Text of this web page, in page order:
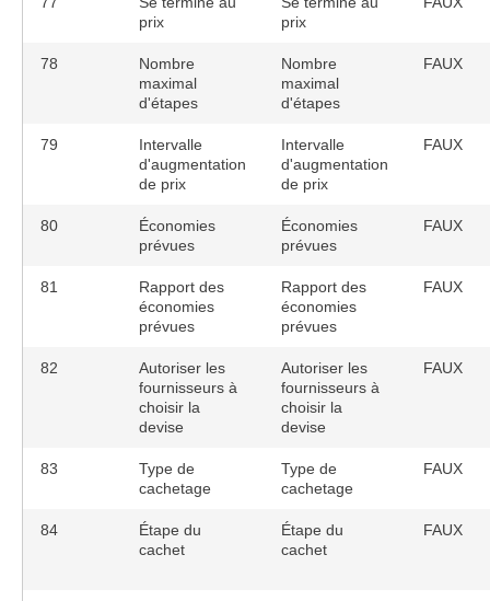
prix
prix
78
Nombre
maximal
d'étapes
Nombre
maximal
d'étapes
FAUX
79
Intervalle
d'augmentation
de prix
Intervalle
d'augmentation
de prix
FAUX
80
Économies
prévues
Économies
prévues
FAUX
81
Rapport des
économies
prévues
Rapport des
économies
prévues
FAUX
82
Autoriser les
fournisseurs à
choisir la
devise
Autoriser les
fournisseurs à
choisir la
devise
FAUX
83
Type de
cachetage
Type de
cachetage
FAUX
84
Étape du
cachet
Étape du
cachet
FAUX